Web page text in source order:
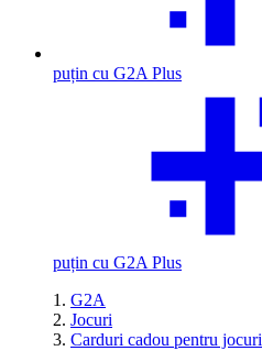
puțin cu G2A Plus
puțin cu G2A Plus
G2A
Jocuri
Carduri cadou pentru jocuri